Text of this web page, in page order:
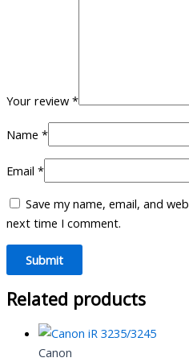
Your review *
Name *
Email *
Save my name, email, and
next time I comment.
Related products
Canon